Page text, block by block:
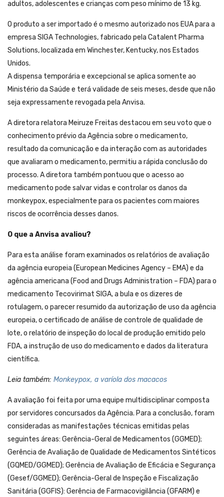
adultos, adolescentes e crianças com peso mínimo de 13 kg.
O produto a ser importado é o mesmo autorizado nos EUA para a
empresa SIGA Technologies, fabricado pela Catalent Pharma
Solutions, localizada em Winchester, Kentucky, nos Estados
Unidos.
A dispensa temporária e excepcional se aplica somente ao
Ministério da Saúde e terá validade de seis meses, desde que não
seja expressamente revogada pela Anvisa.
A diretora relatora Meiruze Freitas destacou em seu voto que o
conhecimento prévio da Agência sobre o medicamento,
resultado da comunicação e da interação com as autoridades
que avaliaram o medicamento, permitiu a rápida conclusão do
processo. A diretora também pontuou que o acesso ao
medicamento pode salvar vidas e controlar os danos da
monkeypox, especialmente para os pacientes com maiores
riscos de ocorrência desses danos.
O que a Anvisa avaliou?
Para esta análise foram examinados os relatórios de avaliação
da agência europeia (European Medicines Agency – EMA) e da
agência americana (Food and Drugs Administration – FDA) para o
medicamento Tecovirimat SIGA, a bula e os dizeres de
rotulagem, o parecer resumido da autorização de uso da agência
europeia, o certificado de análise de controle de qualidade de
lote, o relatório de inspeção do local de produção emitido pelo
FDA, a instrução de uso do medicamento e dados da literatura
científica.
Leia também: Monkeypox, a varíola dos macacos
A avaliação foi feita por uma equipe multidisciplinar composta
por servidores concursados da Agência. Para a conclusão, foram
consideradas as manifestações técnicas emitidas pelas
seguintes áreas: Gerência-Geral de Medicamentos (GGMED);
Gerência de Avaliação de Qualidade de Medicamentos Sintéticos
(GQMED/GGMED); Gerência de Avaliação de Eficácia e Segurança
(Gesef/GGMED); Gerência-Geral de Inspeção e Fiscalização
Sanitária (GGFIS): Gerência de Farmacovigilância (GFARM) e